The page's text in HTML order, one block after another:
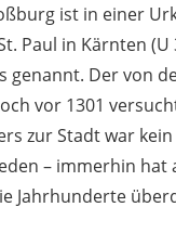
ist in einer
Paul in Kärnten (U
genannt. Der von
vor 1301
zur Stadt war
– immerhin hat
Jahrhunderte